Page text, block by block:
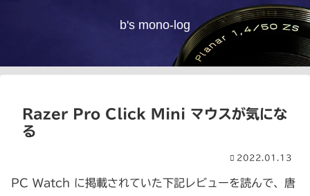
b's mono-log
Razer Pro Click Mini マウスが気にな
る
2022.01.13
PC Watch に掲載されていた下記レビューを読んで、唐